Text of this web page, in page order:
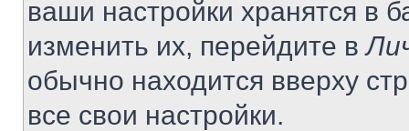
ваши настройки хранятся в
изменить их, перейдите в
обычно находится вверху
все свои настройки.